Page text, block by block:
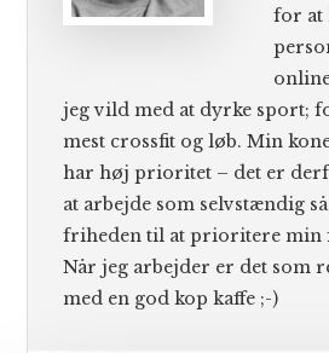
for at
jeg vild med at dyrke sport;
mest crossfit og løb. Min
har høj prioritet – det er
at arbejde som selvstændig
friheden til at prioritere min
Når jeg arbejder er det som
med en god kop kaffe ;-)